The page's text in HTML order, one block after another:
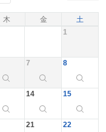
木 金 土
1
7 8
14 15
21 22